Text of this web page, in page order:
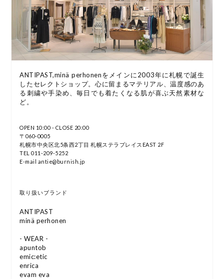
ANTIPAST,minä perhonenをメインに2003年に札幌で誕生
したセレクトショップ。心に留まるマテリアル、温度感のあ
る刺繍や手染め、毎日でも着たくなる肌が喜ぶ天然素材な
ど。
OPEN 10:00 - CLOSE 20:00
〒060-0005
札幌市中央区北5条西2丁目 札幌ステラプレイスEAST 2F
TEL 011-209-5252
E-mail antie@burnish.jp
取り扱いブランド
ANTIPAST
minä perhonen
- WEAR -
apuntob
emic:etic
enrica
evam eva